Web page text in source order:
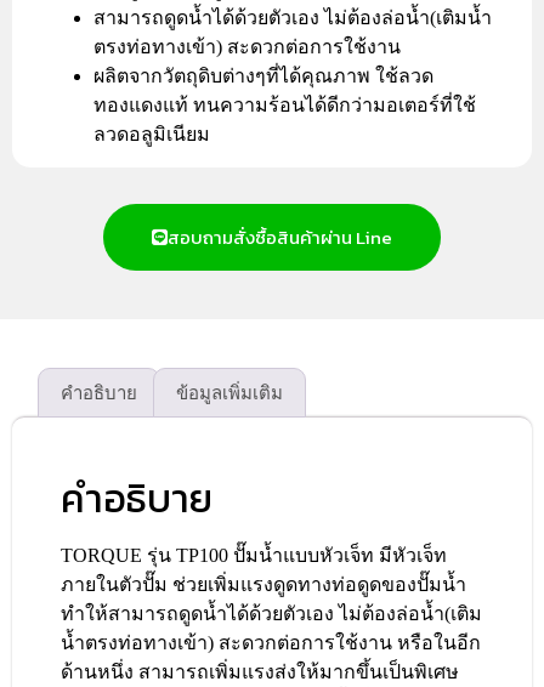
สามารถดูดน้ำได้ด้วยตัวเอง ไม่ต้องล่อน้ำ(เติมน้ำ
ตรงท่อทางเข้า) สะดวกต่อการใช้งาน
ผลิตจากวัตถุดิบต่างๆที่ได้คุณภาพ ใช้ลวด
ทองแดงแท้ ทนความร้อนได้ดีกว่ามอเตอร์ที่ใช้
ลวดอลูมิเนียม
สอบถามสั่งซื้อสินค้าผ่าน Line
คำอธิบาย ข้อมูลเพิ่มเติม
คำอธิบาย
TORQUE รุ่น TP100 ปั๊มน้ำแบบหัวเจ็ท มีหัวเจ็ท
ภายในตัวปั๊ม ช่วยเพิ่มแรงดูดทางท่อดูดของปั๊มน้ำ
ทำให้สามารถดูดน้ำได้ด้วยตัวเอง ไม่ต้องล่อน้ำ(เติม
น้ำตรงท่อทางเข้า) สะดวกต่อการใช้งาน หรือในอีก
ด้านหนึ่ง สามารถเพิ่มแรงส่งให้มากขึ้นเป็นพิเศษ